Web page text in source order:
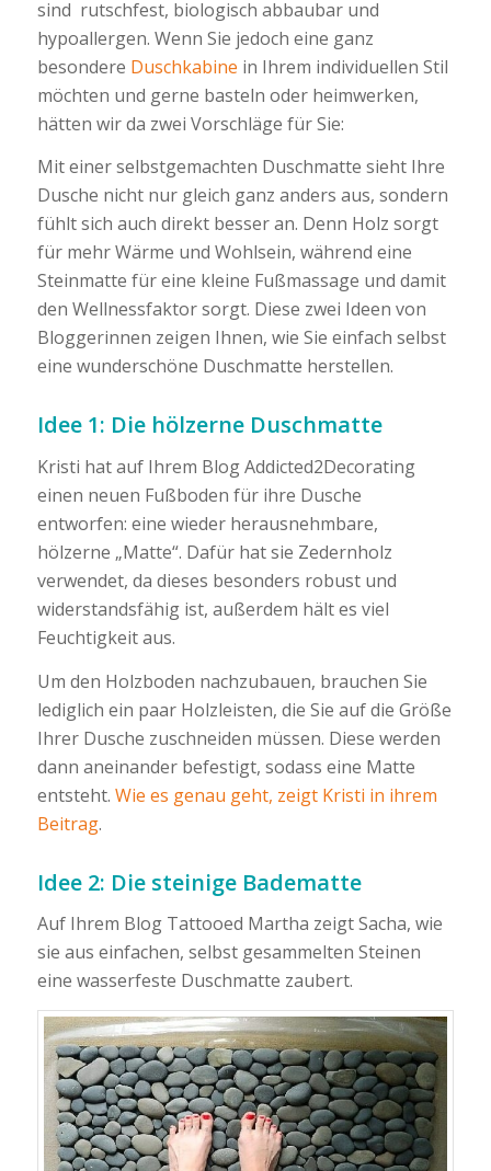
sind rutschfest, biologisch abbaubar und
hypoallergen. Wenn Sie jedoch eine ganz
besondere Duschkabine in Ihrem individuellen Stil
möchten und gerne basteln oder heimwerken,
hätten wir da zwei Vorschläge für Sie:
Mit einer selbstgemachten Duschmatte sieht Ihre
Dusche nicht nur gleich ganz anders aus, sondern
fühlt sich auch direkt besser an. Denn Holz sorgt
für mehr Wärme und Wohlsein, während eine
Steinmatte für eine kleine Fußmassage und damit
den Wellnessfaktor sorgt. Diese zwei Ideen von
Bloggerinnen zeigen Ihnen, wie Sie einfach selbst
eine wunderschöne Duschmatte herstellen.
Idee 1: Die hölzerne Duschmatte
Kristi hat auf Ihrem Blog Addicted2Decorating
einen neuen Fußboden für ihre Dusche
entworfen: eine wieder herausnehmbare,
hölzerne „Matte“. Dafür hat sie Zedernholz
verwendet, da dieses besonders robust und
widerstandsfähig ist, außerdem hält es viel
Feuchtigkeit aus.
Um den Holzboden nachzubauen, brauchen Sie
lediglich ein paar Holzleisten, die Sie auf die Größe
Ihrer Dusche zuschneiden müssen. Diese werden
dann aneinander befestigt, sodass eine Matte
entsteht. Wie es genau geht, zeigt Kristi in ihrem
Beitrag.
Idee 2: Die steinige Badematte
Auf Ihrem Blog Tattooed Martha zeigt Sacha, wie
sie aus einfachen, selbst gesammelten Steinen
eine wasserfeste Duschmatte zaubert.